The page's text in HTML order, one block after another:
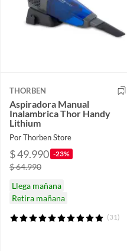
THORBEN
Aspiradora Manual
Inalambrica Thor Handy
Lithium
Por Thorben Store
$ 49.990 -23%
$ 64.990
Llega mañana
Retira mañana
(31)